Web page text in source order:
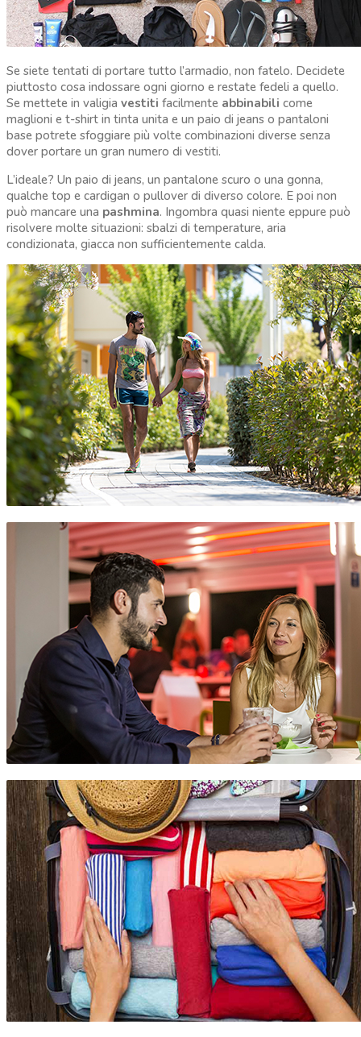
Se siete tentati di portare tutto l’armadio, non fatelo. Decidete
piuttosto cosa indossare ogni giorno e restate fedeli a quello.
Se mettete in valigia vestiti facilmente abbinabili come
maglioni e t-shirt in tinta unita e un paio di jeans o pantaloni
base potrete sfoggiare più volte combinazioni diverse senza
dover portare un gran numero di vestiti.
L’ideale? Un paio di jeans, un pantalone scuro o una gonna,
qualche top e cardigan o pullover di diverso colore. E poi non
può mancare una pashmina. Ingombra quasi niente eppure può
risolvere molte situazioni: sbalzi di temperature, aria
condizionata, giacca non sufficientemente calda.